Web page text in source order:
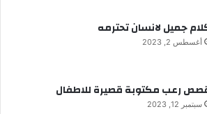
جميل لانسان تحترمه
أغسطس 2, 2023
رعب مكتوبة قصيرة للاطفال
سبتمبر 12, 2023